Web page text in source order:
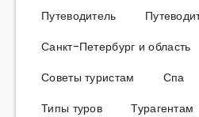
Путеводитель
Санкт-Петербург и область
Советы туристам
Спа
Типы туров
Турагентам